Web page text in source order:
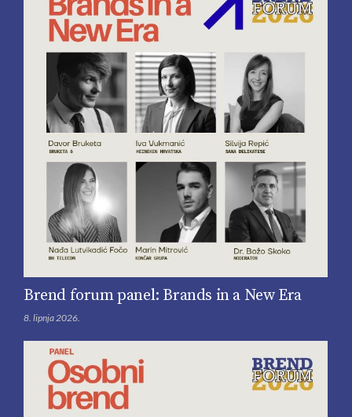
Brend forum panel: Brands in a New Era
8. lipnja 2026.